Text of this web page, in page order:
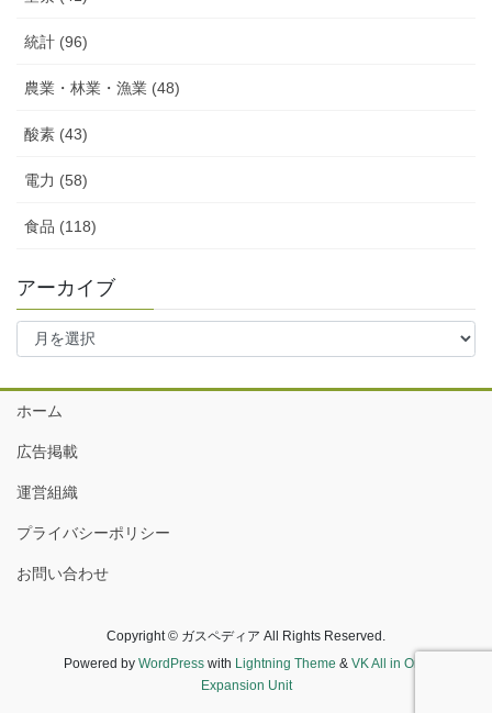
統計 (96)
農業・林業・漁業 (48)
酸素 (43)
電力 (58)
食品 (118)
アーカイブ
ア
イ
ブ
ホーム
広告掲載
運営組織
プライバシーポリシー
お問い合わせ
Copyright © ガスペディア All Rights Reserved.
Powered by WordPresswith Lightning Theme & VK All in One
Expansion Unit